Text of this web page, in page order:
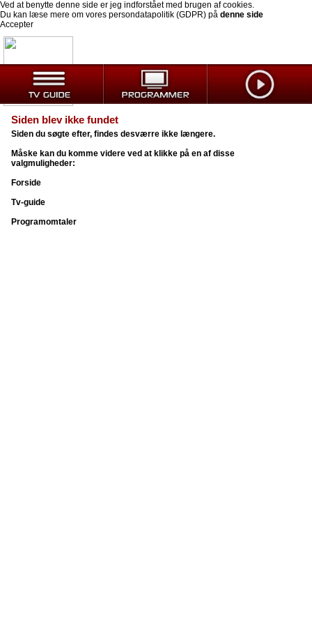
Ved at benytte denne side er jeg indforstået med brugen af cookies.
Du kan læse mere om vores persondatapolitik (GDPR) på denne side
Accepter
Siden blev ikke fundet
Siden du søgte efter, findes desværre ikke længere.
Måske kan du komme videre ved at klikke på en af disse
valgmuligheder:
Forside
Tv-guide
Programomtaler